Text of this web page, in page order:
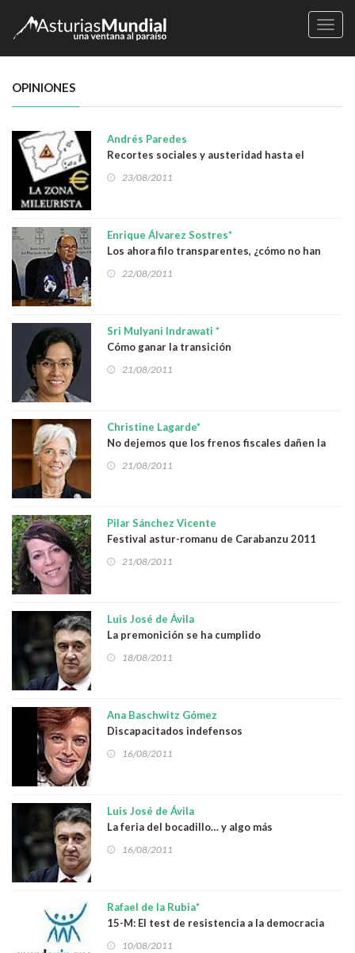
OPINIONES
Andrés Paredes
Recortes sociales y austeridad hasta el
infinito...
23/08/2011
Enrique Álvarez Sostres*
Los ahora filo transparentes, ¿cómo no han
perseguido antes el pavoroso ocultismo?
22/08/2011
Sri Mulyani Indrawati *
Cómo ganar la transición
21/08/2011
Christine Lagarde*
No dejemos que los frenos fiscales dañen la
recuperación
21/08/2011
Pilar Sánchez Vicente
Festival astur-romanu de Carabanzu 2011
21/08/2011
Luis José de Ávila
La premonición se ha cumplido
18/08/2011
Ana Baschwitz Gómez
Discapacitados indefensos
16/08/2011
Luis José de Ávila
La feria del bocadillo… y algo más
16/08/2011
Rafael de la Rubia*
15-M: El test de resistencia a la democracia
10/08/2011